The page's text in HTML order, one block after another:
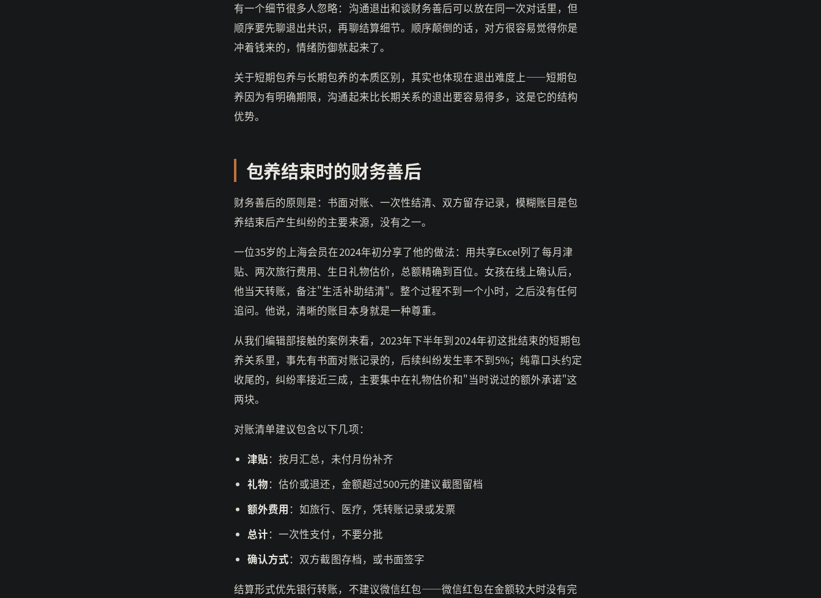
有一个细节很多人忽略：沟通退出和谈财务善后可以放在同一次对话里，但
顺序要先聊退出共识，再聊结算细节。顺序颠倒的话，对方很容易觉得你是
冲着钱来的，情绪防御就起来了。
关于短期包养与长期包养的本质区别，其实也体现在退出难度上——短期包
养因为有明确期限，沟通起来比长期关系的退出要容易得多，这是它的结构
优势。
包养结束时的财务善后
财务善后的原则是：书面对账、一次性结清、双方留存记录，模糊账目是包
养结束后产生纠纷的主要来源，没有之一。
一位35岁的上海会员在2024年初分享了他的做法：用共享Excel列了每月津
贴、两次旅行费用、生日礼物估价，总额精确到百位。女孩在线上确认后，
他当天转账，备注"生活补助结清"。整个过程不到一个小时，之后没有任何
追问。他说，清晰的账目本身就是一种尊重。
从我们编辑部接触的案例来看，2023年下半年到2024年初这批结束的短期包
养关系里，事先有书面对账记录的，后续纠纷发生率不到5%；纯靠口头约定
收尾的，纠纷率接近三成，主要集中在礼物估价和"当时说过的额外承诺"这
两块。
对账清单建议包含以下几项：
津贴：按月汇总，未付月份补齐
礼物：估价或退还，金额超过500元的建议截图留档
额外费用 ：如旅行、医疗，凭转账记录或发票
总计：一次性支付，不要分批
确认方式：双方截图存档，或书面签字
结算形式优先银行转账，不建议微信红包——微信红包在金额较大时没有完